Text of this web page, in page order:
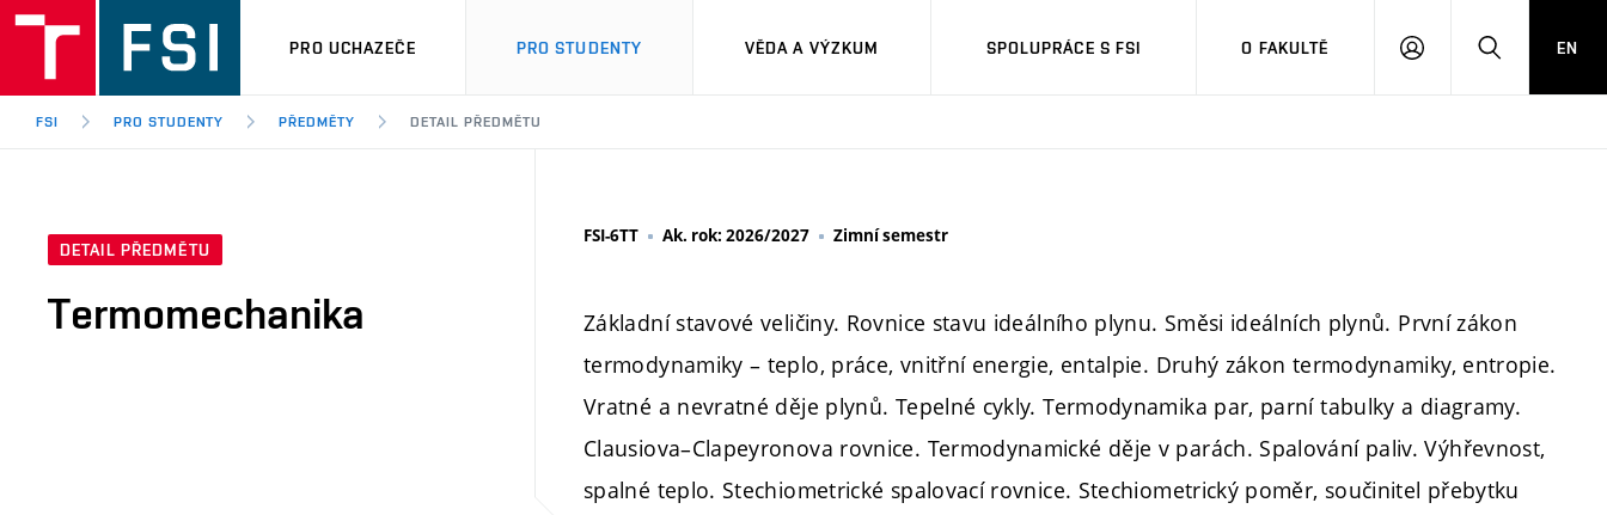
PRO UCHAZEČE PRO STUDENTY VĚDA A VÝZKUM SPOLUPRÁCE S FSI O FAKULTĚ
PŘIHLÁŠENÍHLEDAT
EN
FSI PRO STUDENTY PŘEDMĚTY DETAIL PŘEDMĚTU
DETAIL PŘEDMĚTU
Termomechanika
FSI-6TT Ak. rok: 2026/2027 Zimní semestr
Základní stavové veličiny. Rovnice stavu ideálního plynu. Směsi ideálních plynů. První zákon
termodynamiky – teplo, práce, vnitřní energie, entalpie. Druhý zákon termodynamiky, entropie.
Vratné a nevratné děje plynů. Tepelné cykly. Termodynamika par, parní tabulky a diagramy.
Clausiova–Clapeyronova rovnice. Termodynamické děje v parách. Spalování paliv. Výhřevnost,
spalné teplo. Stechiometrické spalovací rovnice. Stechiometrický poměr, součinitel přebytku